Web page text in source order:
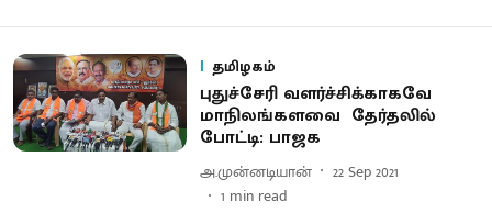
தமிழகம்
புதுச்சேரி வளர்ச்சிக்காகவே
மாநிலங்களவை தேர்தலில்
போட்டி: பாஜக
அ.முன்னடியான்
22 Sep 2021
1 min read